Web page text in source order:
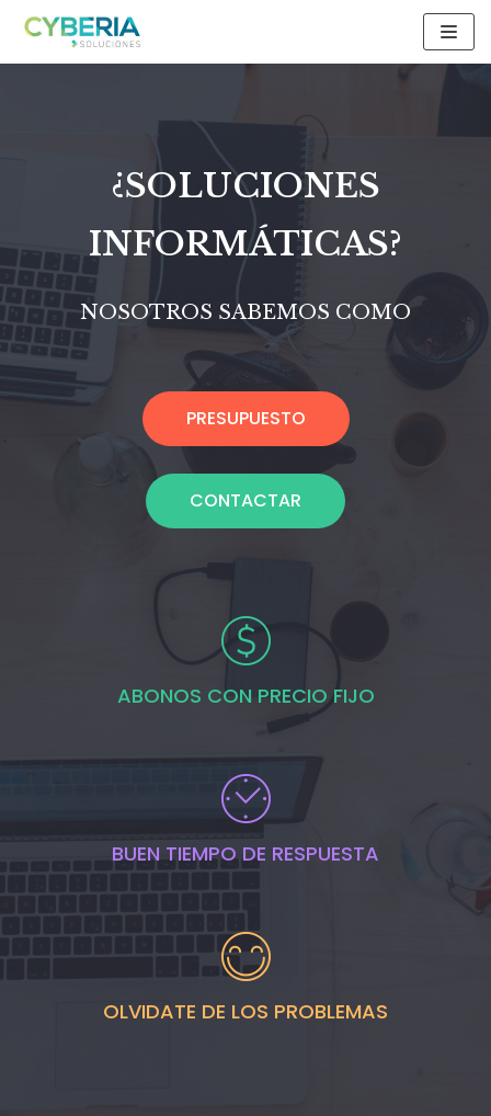
Saltar
¿SOLUCIONES
INFORMÁTICAS?
NOSOTROS SABEMOS COMO
PRESUPUESTO
CONTACTAR
ABONOS CON PRECIO FIJO
BUEN TIEMPO DE RESPUESTA
OLVIDATE DE LOS PROBLEMAS